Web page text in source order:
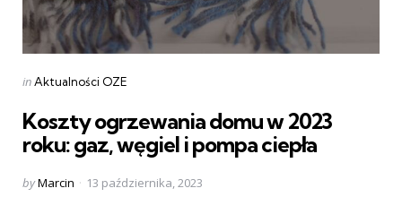
Categories
Posted
inAktualności OZE
Koszty ogrzewania domu w 2023
roku: gaz, węgiel i pompa ciepła
Posted
byMarcin 13 października, 2023